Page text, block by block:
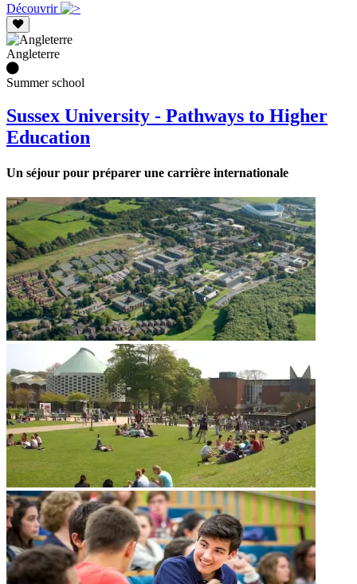
Découvrir
Angleterre
Summer school
Sussex University - Pathways to Higher
Education
Un séjour pour préparer une carrière internationale